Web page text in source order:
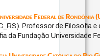
Federal de Rondônia
Professor de Filosofia
da Fundação Universidade